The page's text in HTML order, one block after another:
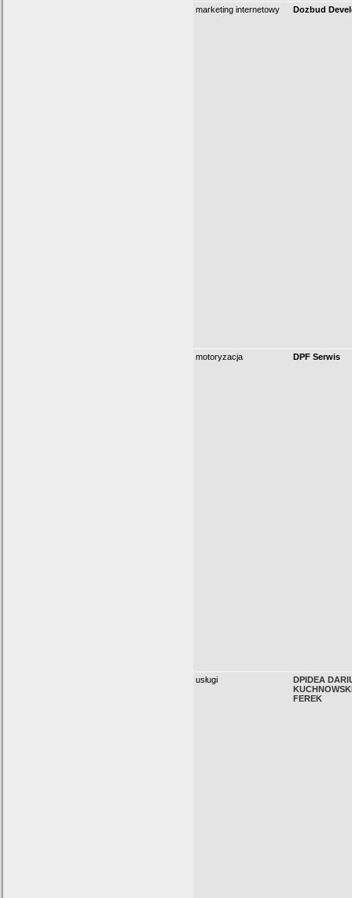
marketing internetowy Dozbud
motoryzacja DPF Serwis
usługi
DPIDEA
FEREK